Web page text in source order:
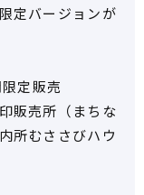
定バージョンが
定販売
販売所（まちな
所むささびハウ